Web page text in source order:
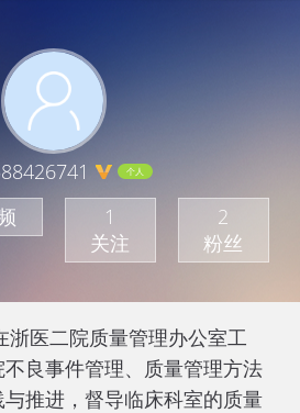
个人
1
关注
2
粉丝
浙医二院质量管理办公室工
良事件管理、质量管理方法
推进，督导临床科室的质量